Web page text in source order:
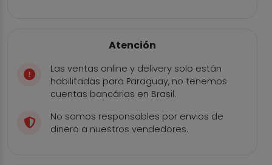
Atención
Las ventas online y delivery solo están
habilitadas para Paraguay, no tenemos
cuentas bancárias en Brasil.
No somos responsables por envios de
dinero a nuestros vendedores.